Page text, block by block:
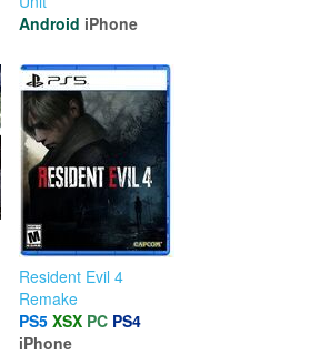
Android iPhone
Resident Evil 4
Remake
PS5 XSX PC PS4
iPhone